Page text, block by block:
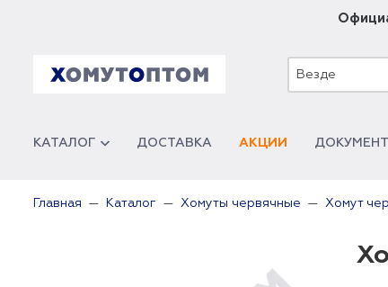
Везде
КАТАЛОГ ДОСТАВКА АКЦИИ
Главная Каталог Хомуты червячные Хомут